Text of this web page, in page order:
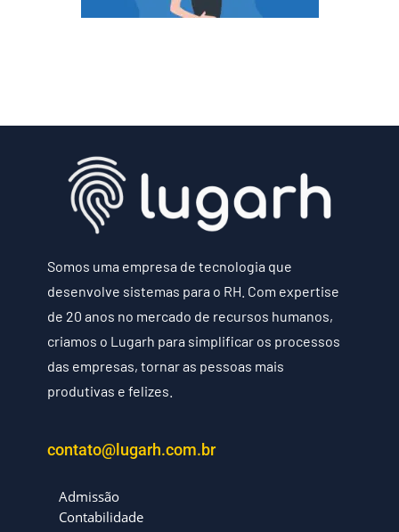
Somos uma empresa de tecnologia que
desenvolve sistemas para o RH. Com expertise
de 20 anos no mercado de recursos humanos,
criamos o Lugarh para simplificar os processos
das empresas, tornar as pessoas mais
produtivas e felizes.
contato@lugarh.com.br
Admissão
Contabilidade